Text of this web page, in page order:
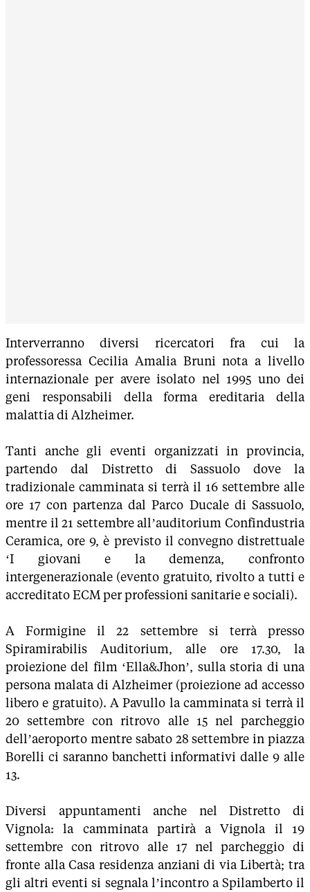
Interverranno diversi ricercatori fra cui la
professoressa Cecilia Amalia Bruni nota a livello
internazionale per avere isolato nel 1995 uno dei
geni responsabili della forma ereditaria della
malattia di Alzheimer.
Tanti anche gli eventi organizzati in provincia,
partendo dal Distretto di Sassuolo dove la
tradizionale camminata si terrà il 16 settembre alle
ore 17 con partenza dal Parco Ducale di Sassuolo,
mentre il 21 settembre all’auditorium Confindustria
Ceramica, ore 9, è previsto il convegno distrettuale
‘I giovani e la demenza, confronto
intergenerazionale (evento gratuito, rivolto a tutti e
accreditato ECM per professioni sanitarie e sociali).
A Formigine il 22 settembre si terrà presso
Spiramirabilis Auditorium, alle ore 17.30, la
proiezione del film ‘Ella&Jhon’, sulla storia di una
persona malata di Alzheimer (proiezione ad accesso
libero e gratuito). A Pavullo la camminata si terrà il
20 settembre con ritrovo alle 15 nel parcheggio
dell’aeroporto mentre sabato 28 settembre in piazza
Borelli ci saranno banchetti informativi dalle 9 alle
13.
Diversi appuntamenti anche nel Distretto di
Vignola: la camminata partirà a Vignola il 19
settembre con ritrovo alle 17 nel parcheggio di
fronte alla Casa residenza anziani di via Libertà; tra
gli altri eventi si segnala l’incontro a Spilamberto il